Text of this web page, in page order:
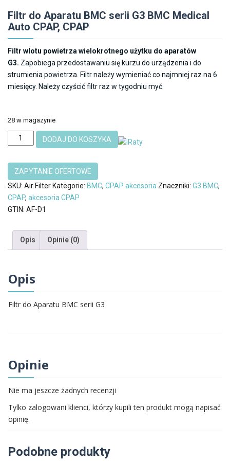
Filtr do Aparatu BMC serii G3 BMC Medical
Auto CPAP, CPAP
Filtr wlotu powietrza wielokrotnego użytku do aparatów
G3. Zapobiega przedostawaniu się kurzu do urządzenia i do
strumienia powietrza. Filtr należy wymieniać co najmniej raz na 6
miesięcy. Należy czyścić filtr raz w tygodniu myć.
28 w magazynie
ilość
Air
(AF-
B2,
Black)
Filtr
G3
CPAP
DODAJ DO KOSZYKA
SKU: Air Filter Kategorie: BMC, CPAP akcesoria Znaczniki: G3 BMC,
CPAP, akcesoria CPAP
GTIN: AF-D1
Opis Opinie (0)
Opis
Filtr do Aparatu BMC serii G3
Opinie
Nie ma jeszcze żadnych recenzji
Tylko zalogowani klienci, którzy kupili ten produkt mogą napisać
opinię.
Podobne produkty